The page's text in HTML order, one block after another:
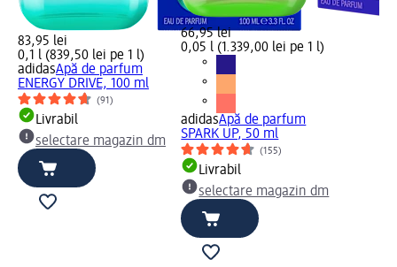
83,95 lei
0,1 l (839,50 lei pe 1 l)
adidasApă de parfum
ENERGY DRIVE, 100 ml
(91)
Livrabil
selectare magazin dm
66,95 lei
0,05 l (1.339,00 lei pe 1 l)
adidasApă de parfum
SPARK UP, 50 ml
(155)
Livrabil
selectare magazin dm